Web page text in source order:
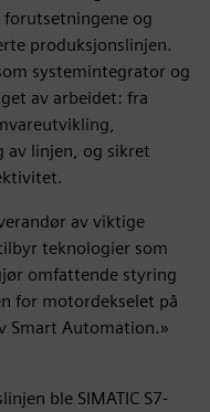
forutsetningene og
produksjonslinjen.
systemintegrator og
av arbeidet: fra
linjen, og sikret
av viktige
teknologier som
omfattende styring
for motordekselet på
Smart Automation.»
ble SIMATIC S7-